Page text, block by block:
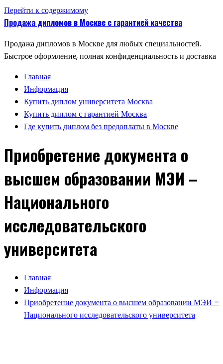
Перейти к содержимому
Продажа дипломов в Москве с гарантией качества
Продажа дипломов в Москве для любых специальностей.
Быстрое оформление, полная конфиденциальность и доставка
Главная
Информация
Купить диплом университета Москва
Купить диплом с гарантией Москва
Где купить диплом без предоплаты в Москве
Приобретение документа о
высшем образовании МЭИ –
Национального
исследовательского
университета
Главная
Информация
Приобретение документа о высшем образовании МЭИ –
Национального исследовательского университета